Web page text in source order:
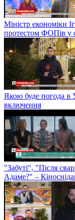
Міністр економіки
протестом ФОПів у
Якою буде погода в
включення
"Забуті", "Після
Адаме?" –